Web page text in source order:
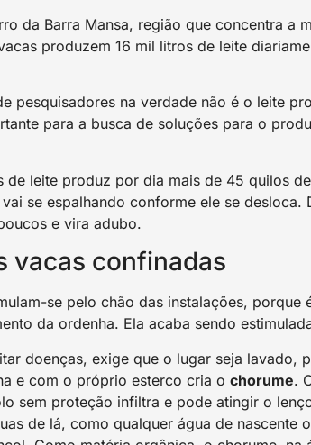
da Barra Mansa, região que concentra a
produzem 16 mil litros de leite
pesquisadores na verdade não é o leite
para a busca de soluções para o
de leite produz por dia mais de 45 quilos
se espalhando conforme ele se desloca.
e vira adubo.
vacas confinadas
se pelo chão das instalações, porque
da ordenha. Ela acaba sendo
doenças, exige que o lugar seja lavado,
e com o próprio esterco cria o chorume.
sem proteção infiltra e pode atingir o
de lá, como qualquer água de nascente